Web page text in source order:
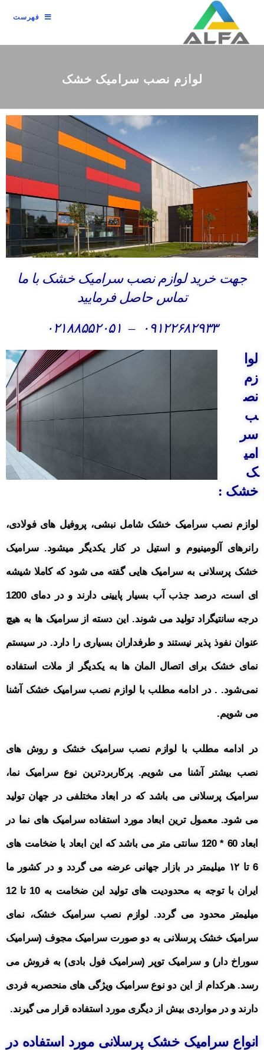
فهرست
لوازم نصب سرامیک خشک
جهت خرید لوازم نصب سرامیک خشک با ما
تماس حاصل فرمایید
۰۹۱۲۲۶۸۲۹۳۳ – ۰۲۱۸۸۵۵۲۰۵۱
لوا
زم
نص
ب
سر
امی
ک
خشک :
لوازم نصب سرامیک خشک شامل نبشی، پروفیل های فولادی،
رانرهای آلومینیوم و استیل در کنار یکدیگر میشود. سرامیک
خشک پرسلانی به سرامیک هایی گفته می شود که کاملا شیشه
ای است، درصد جذب آب بسیار پایینی دارند و در دمای 1200
درجه سانتیگراد تولید می شوند. این دسته از سرامیک ها به هیچ
عنوان نفوذ پذیر نیستند و طرفداران بسیاری را دارد.در سیستم
نمای خشک برای اتصال المان ها به یکدیگر از ملات استفاده
نمی‌شود. . در ادامه مطلب با لوازم نصب سرامیک خشک آشنا
می شویم.
در ادامه مطلب با لوازم نصب سرامیک خشک و روش های
نصب بیشتر آشنا می شویم. پرکاربردترین نوع سرامیک نما،
سرامیک پرسلانی می باشد که در ابعاد مختلفی در جهان تولید
می شود. معمول ترین ابعاد مورد استفاده سرامیک های نما در
ابعاد 60 * 120 سانتی متر می باشد که این ابعاد با ضخامت های
6 تا ۱۲ میلیمتر در بازار جهانی عرضه می گردد و در کشور ما
ایران با توجه به محدودیت های تولید این ضخامت به 10 تا 12
میلیمتر محدود می گردد. لوازم نصب سرامیک خشک، نمای
سرامیک خشک پرسلانی به دو صورت سرامیک مجوف (سرامیک
سوراخ دار) و سرامیک توپر (سرامیک فول بادی) به فروش می
رسد. هرکدام از این دو نوع سرامیک ویژگی های منحصربه فردی
دارند و در مواردی بیش از دیگری مورد استفاده قرار می گیرند.
انواع سرامیک خشک پرسلانی مورد استفاده در